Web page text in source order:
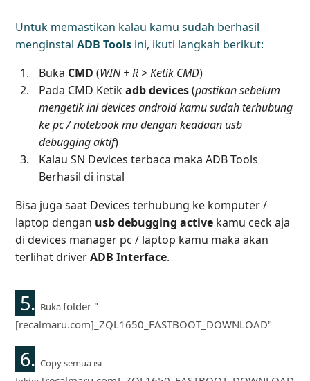
Untuk memastikan kalau kamu sudah berhasil
menginstalADB Tools ini, ikuti langkah berikut:
Buka CMD (WIN + R >Ketik CMD)
Pada CMD Ketikadb devices(pastikan sebelum
mengetik ini devices android kamu sudah terhubung
ke pc / notebook mu dengan keadaan usb
debugging aktif)
Kalau SN Devices terbaca maka ADB Tools
Berhasil di instal
Bisa juga saat Devices terhubung ke komputer /
laptop dengan usb debugging active kamu ceck aja
didevices manager pc / laptop kamu maka akan
terlihat driverADB Interface.
5. Bukafolder "
[recalmaru.com]_ZQL1650_FASTBOOT_DOWNLOAD"
6. Copy semua isi